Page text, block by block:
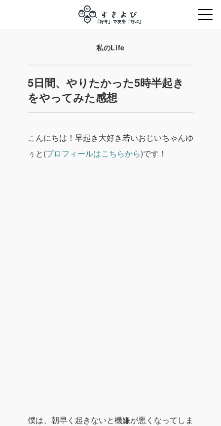
私のLife
5日間、やりたかった5時半起き
をやってみた感想
こんにちは！早起き大好き若いおじいちゃんゆ
ぅと(プロフィールはこちらから)です！
僕は、 朝早く起きないと機嫌が悪くなってしま